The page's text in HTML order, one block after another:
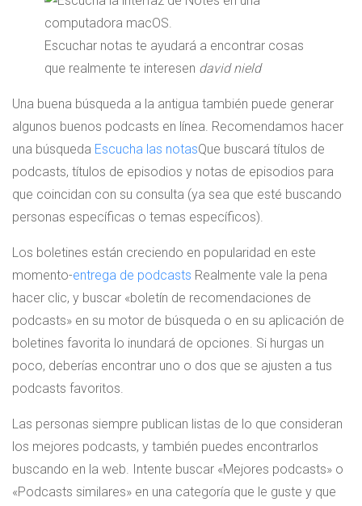
Escuchar notas te ayudará a encontrar cosas
que realmente te interesen david nield
Una buena búsqueda a la antigua también puede generar
algunos buenos podcasts en línea. Recomendamos hacer
una búsqueda Escucha las notasQue buscará títulos de
podcasts, títulos de episodios y notas de episodios para
que coincidan con su consulta (ya sea que esté buscando
personas específicas o temas específicos).
Los boletines están creciendo en popularidad en este
momento-entrega de podcasts Realmente vale la pena
hacer clic, y buscar «boletín de recomendaciones de
podcasts» en su motor de búsqueda o en su aplicación de
boletines favorita lo inundará de opciones. Si hurgas un
poco, deberías encontrar uno o dos que se ajusten a tus
podcasts favoritos.
Las personas siempre publican listas de lo que consideran
los mejores podcasts, y también puedes encontrarlos
buscando en la web. Intente buscar «Mejores podcasts» o
«Podcasts similares» en una categoría que le guste y que